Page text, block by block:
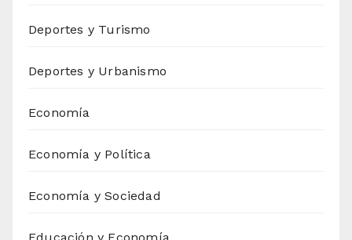
Deportes y Turismo
Deportes y Urbanismo
Economía
Economía y Política
Economía y Sociedad